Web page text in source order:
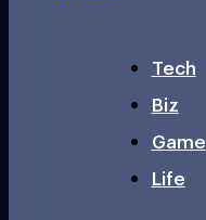
Tech
Biz
Game
Life